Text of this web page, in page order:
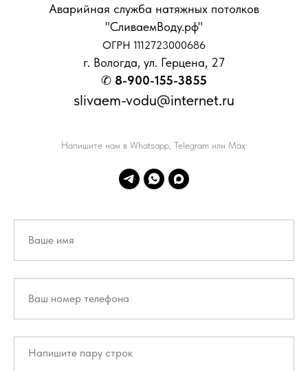
Аварийная служба натяжных потолков
"СливаемВоду.рф"
ОГРН 1112723000686
г. Вологда, ул. Герцена, 27
✆ 8-900-155-3855
slivaem-vodu@internet.ru
Напишите нам в Whatsapp, Telegram или Max: